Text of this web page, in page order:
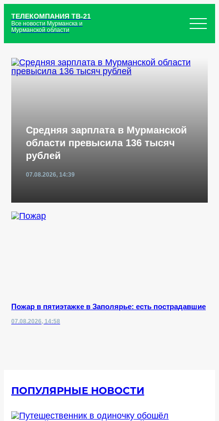
ТЕЛЕКОМПАНИЯ ТВ-21
Все новости Мурманска и
Мурманской области
Средняя зарплата в Мурманской
области превысила 136 тысяч
рублей
07.08.2026, 14:39
Пожар в пятиэтажке в Заполярье: есть пострадавшие
07.08.2026, 14:58
ПОПУЛЯРНЫЕ НОВОСТИ